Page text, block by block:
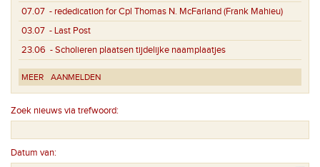
07.07 - rededication for Cpl Thomas N. McFarland (Frank Mahieu)
03.07 - Last Post
23.06 - Scholieren plaatsen tijdelijke naamplaatjes
MEER AANMELDEN
Zoek nieuws via trefwoord:
Datum van: